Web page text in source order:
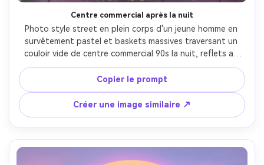
Centre commercial après la nuit
Photo style street en plein corps d'un jeune homme en
survêtement pastel et baskets massives traversant un
couloir vide de centre commercial 90s la nuit, reflets au
sol brillants, glow des vitrines néon, silhouettes de
plantes palma, brume douce, grain de film subtil et
artefacts VHS, pris avec Nikon Z8, 35mm f/1.8,
composition de lignes directrices, ambiance rétro-
futuriste vaporwave, détail photoréaliste, lumière
cinématographique douce --ar 4:5
Copier le prompt
Créer une image similaire ↗